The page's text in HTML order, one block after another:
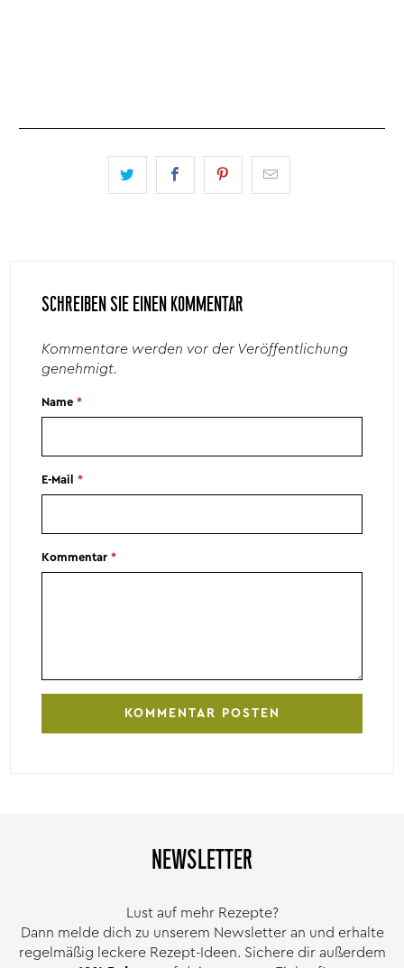
SCHREIBEN SIE EINEN KOMMENTAR
Kommentare werden vor der Veröffentlichung
genehmigt.
Name*
E-Mail*
Kommentar*
NEWSLETTER
Lust auf mehr Rezepte?
Dann melde dich zu unserem Newsletter an und erhalte
regelmäßig leckere Rezept-Ideen. Sichere dir außerdem